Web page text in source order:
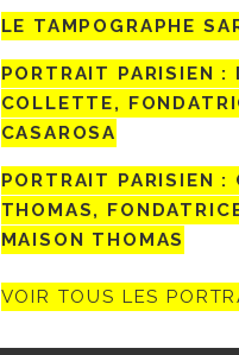
LE TAMPOGRAPHE
PORTRAIT PARISIEN :
COLLETTE,
CASAROSA
PORTRAIT PARISIEN :
THOMAS,
MAISON THOMAS
VOIR TOUS LES